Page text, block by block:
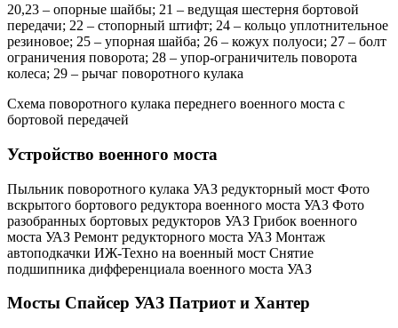
20,23 – опорные шайбы; 21 – ведущая шестерня боpтовой
пеpедачи; 22 – стопоpный штифт; 24 – кольцо уплотнительное
резиновое; 25 – упорная шайба; 26 – кожух полуоси; 27 – болт
ограничения поворота; 28 – упор-ограничитель поворота
колеса; 29 – рычаг поворотного кулака
Схема поворотного кулака переднего военного моста с
бортовой передачей
Устройство военного моста
Пыльник поворотного кулака УАЗ редукторный мост Фото
вскрытого бортового редуктора военного моста УАЗ Фото
разобранных бортовых редукторов УАЗ Грибок военного
моста УАЗ Ремонт редукторного моста УАЗ Монтаж
автоподкачки ИЖ-Техно на военный мост Снятие
подшипника дифференциала военного моста УАЗ
Мосты Спайсер УАЗ Патриот и Хантер